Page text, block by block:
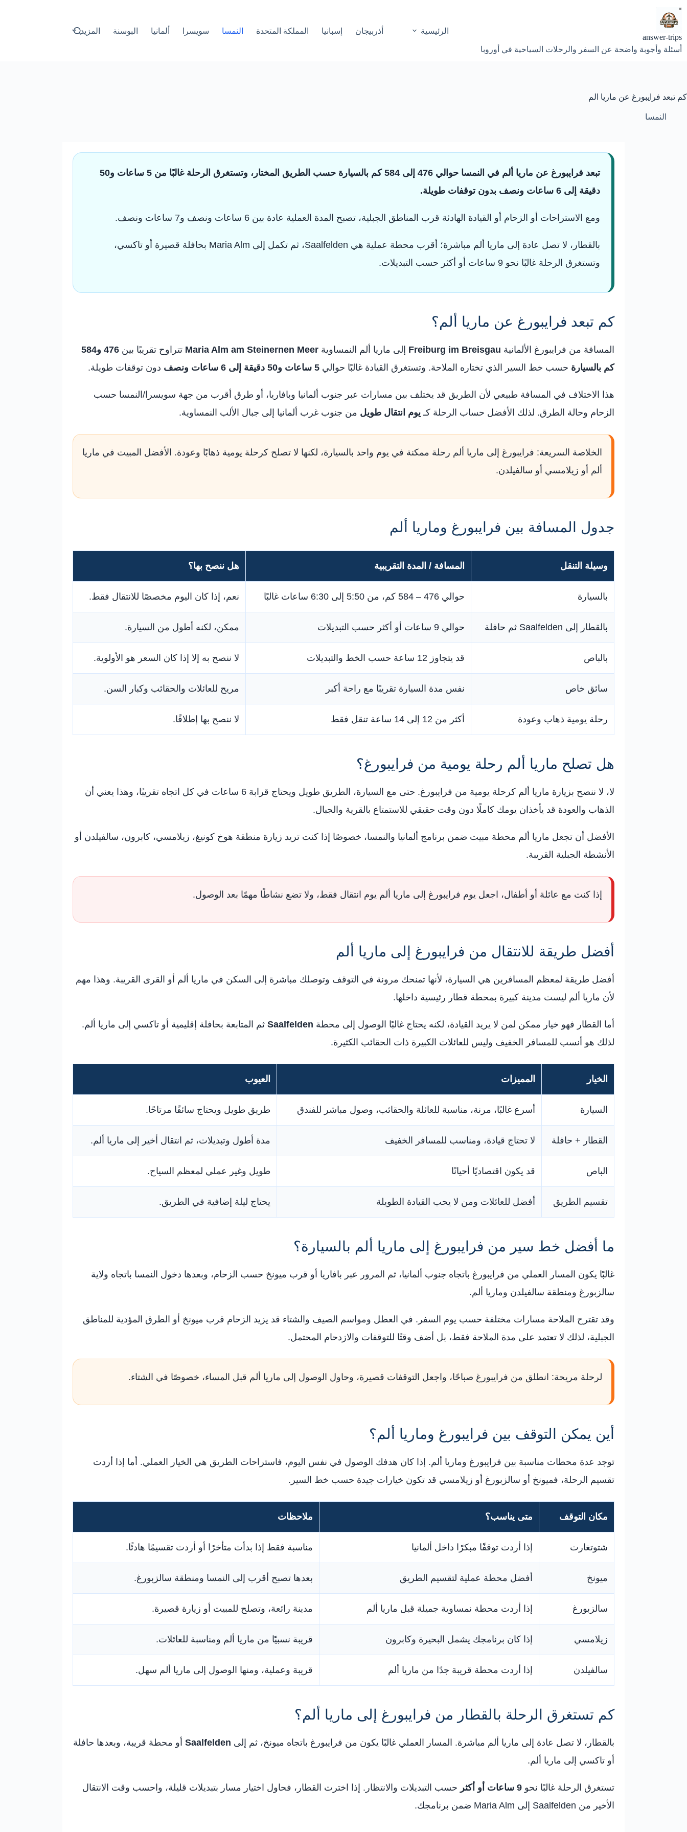
المحتوى
answer-trips
أسئلة وأجوبة واضحة عن السفر والرحلات السياحية في أوروبا
الرئيسية أذربيجان إسبانيا المملكة المتحدة النمسا سويسرا ألمانيا البوسنة المزيد
كم تبعد فرايبورغ عن ماريا الم
النمسا
تبعد فرايبورغ عن ماريا ألم في النمسا حوالي 476 إلى 584 كم بالسيارة حسب الطريق المختار، وتستغرق الرحلة غالبًا من 5 ساعات و50
دقيقة إلى 6 ساعات ونصف بدون توقفات طويلة.
ومع الاستراحات أو الزحام أو القيادة الهادئة قرب المناطق الجبلية، تصبح المدة العملية عادة بين 6 ساعات ونصف و7 ساعات ونصف.
بالقطار، لا تصل عادة إلى ماريا ألم مباشرة؛ أقرب محطة عملية هي Saalfelden، ثم تكمل إلى Maria Alm بحافلة قصيرة أو تاكسي،
وتستغرق الرحلة غالبًا نحو 9 ساعات أو أكثر حسب التبديلات.
كم تبعد فرايبورغ عن ماريا ألم؟
المسافة من فرايبورغ الألمانية Freiburg im Breisgau إلى ماريا ألم النمساوية Maria Alm am Steinernen Meer تتراوح تقريبًا بين
476 و584
كم بالسيارة حسب خط السير الذي تختاره الملاحة. وتستغرق القيادة غالبًا حوالي 5 ساعات و50 دقيقة إلى 6 ساعات ونصف دون توقفات طويلة.
هذا الاختلاف في المسافة طبيعي لأن الطريق قد يختلف بين مسارات عبر جنوب ألمانيا وبافاريا، أو طرق أقرب من جهة سويسرا/النمسا حسب
الزحام وحالة الطرق. لذلك الأفضل حساب الرحلة كـ يوم انتقال طويل من جنوب غرب ألمانيا إلى جبال الألب النمساوية.
الخلاصة السريعة: فرايبورغ إلى ماريا ألم رحلة ممكنة في يوم واحد بالسيارة، لكنها لا تصلح كرحلة يومية ذهابًا وعودة. الأفضل المبيت في ماريا
ألم أو زيلامسي أو سالفيلدن.
جدول المسافة بين فرايبورغ وماريا ألم
وسيلة التنقل المسافة / المدة التقريبية هل ننصح بها؟
بالسيارة حوالي 476 – 584 كم، من 5:50 إلى 6:30 ساعات غالبًا نعم، إذا كان اليوم مخصصًا للانتقال فقط.
بالقطار إلى Saalfelden ثم حافلة حوالي 9 ساعات أو أكثر حسب التبديلات ممكن، لكنه أطول من السيارة.
بالباص قد يتجاوز 12 ساعة حسب الخط والتبديلات لا ننصح به إلا إذا كان السعر هو الأولوية.
سائق خاص نفس مدة السيارة تقريبًا مع راحة أكبر مريح للعائلات والحقائب وكبار السن.
رحلة يومية ذهاب وعودة أكثر من 12 إلى 14 ساعة تنقل فقط لا ننصح بها إطلاقًا.
هل تصلح ماريا ألم رحلة يومية من فرايبورغ؟
لا، لا ننصح بزيارة ماريا ألم كرحلة يومية من فرايبورغ. حتى مع السيارة، الطريق طويل ويحتاج قرابة 6 ساعات في كل اتجاه تقريبًا، وهذا يعني أن
الذهاب والعودة قد يأخذان يومك كاملًا دون وقت حقيقي للاستمتاع بالقرية والجبال.
الأفضل أن تجعل ماريا ألم محطة مبيت ضمن برنامج ألمانيا والنمسا، خصوصًا إذا كنت تريد زيارة منطقة هوخ كونيغ، زيلامسي، كابرون، سالفيلدن أو
الأنشطة الجبلية القريبة.
إذا كنت مع عائلة أو أطفال، اجعل يوم فرايبورغ إلى ماريا ألم يوم انتقال فقط، ولا تضع نشاطًا مهمًا بعد الوصول.
أفضل طريقة للانتقال من فرايبورغ إلى ماريا ألم
أفضل طريقة لمعظم المسافرين هي السيارة، لأنها تمنحك مرونة في التوقف وتوصلك مباشرة إلى السكن في ماريا ألم أو القرى القريبة. وهذا مهم
لأن ماريا ألم ليست مدينة كبيرة بمحطة قطار رئيسية داخلها.
أما القطار فهو خيار ممكن لمن لا يريد القيادة، لكنه يحتاج غالبًا الوصول إلى محطة Saalfelden ثم المتابعة بحافلة إقليمية أو تاكسي إلى ماريا ألم.
لذلك هو أنسب للمسافر الخفيف وليس للعائلات الكبيرة ذات الحقائب الكثيرة.
الخيار المميزات العيوب
السيارة أسرع غالبًا، مرنة، مناسبة للعائلة والحقائب، وصول مباشر للفندق طريق طويل ويحتاج سائقًا مرتاحًا.
القطار + حافلة لا تحتاج قيادة، ومناسب للمسافر الخفيف مدة أطول وتبديلات، ثم انتقال أخير إلى ماريا ألم.
الباص قد يكون اقتصاديًا أحيانًا طويل وغير عملي لمعظم السياح.
تقسيم الطريق أفضل للعائلات ومن لا يحب القيادة الطويلة يحتاج ليلة إضافية في الطريق.
ما أفضل خط سير من فرايبورغ إلى ماريا ألم بالسيارة؟
غالبًا يكون المسار العملي من فرايبورغ باتجاه جنوب ألمانيا، ثم المرور عبر بافاريا أو قرب ميونخ حسب الزحام، وبعدها دخول النمسا باتجاه ولاية
سالزبورغ ومنطقة سالفيلدن وماريا ألم.
وقد تقترح الملاحة مسارات مختلفة حسب يوم السفر. في العطل ومواسم الصيف والشتاء قد يزيد الزحام قرب ميونخ أو الطرق المؤدية للمناطق
الجبلية، لذلك لا تعتمد على مدة الملاحة فقط، بل أضف وقتًا للتوقفات والازدحام المحتمل.
لرحلة مريحة: انطلق من فرايبورغ صباحًا، واجعل التوقفات قصيرة، وحاول الوصول إلى ماريا ألم قبل المساء، خصوصًا في الشتاء.
أين يمكن التوقف بين فرايبورغ وماريا ألم؟
توجد عدة محطات مناسبة بين فرايبورغ وماريا ألم. إذا كان هدفك الوصول في نفس اليوم، فاستراحات الطريق هي الخيار العملي. أما إذا أردت
تقسيم الرحلة، فميونخ أو سالزبورغ أو زيلامسي قد تكون خيارات جيدة حسب خط السير.
مكان التوقف متى يناسب؟ ملاحظات
شتوتغارت إذا أردت توقفًا مبكرًا داخل ألمانيا مناسبة فقط إذا بدأت متأخرًا أو أردت تقسيمًا هادئًا.
ميونخ أفضل محطة عملية لتقسيم الطريق بعدها تصبح أقرب إلى النمسا ومنطقة سالزبورغ.
سالزبورغ إذا أردت محطة نمساوية جميلة قبل ماريا ألم مدينة رائعة، وتصلح للمبيت أو زيارة قصيرة.
زيلامسي إذا كان برنامجك يشمل البحيرة وكابرون قريبة نسبيًا من ماريا ألم ومناسبة للعائلات.
سالفيلدن إذا أردت محطة قريبة جدًا من ماريا ألم قريبة وعملية، ومنها الوصول إلى ماريا ألم سهل.
كم تستغرق الرحلة بالقطار من فرايبورغ إلى ماريا ألم؟
بالقطار، لا تصل عادة إلى ماريا ألم مباشرة. المسار العملي غالبًا يكون من فرايبورغ باتجاه ميونخ، ثم إلى Saalfelden أو محطة قريبة، وبعدها حافلة
أو تاكسي إلى ماريا ألم.
تستغرق الرحلة غالبًا نحو 9 ساعات أو أكثر
حسب التبديلات والانتظار. إذا اخترت القطار، فحاول اختيار مسار بتبديلات قليلة، واحسب وقت الانتقال
الأخير من Saalfelden إلى Maria Alm ضمن برنامجك.